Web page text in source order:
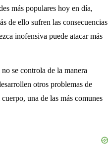
más populares hoy en día,
de ello sufren las consecuencias
inofensiva puede atacar más
se controla de la manera
otros problemas de
una de las más comunes